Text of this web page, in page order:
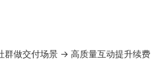
做交付场景 → 高质量互动提升续费